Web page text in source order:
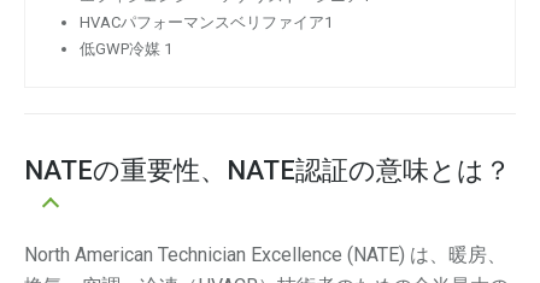
HVACパフォーマンスベリファイア1
低GWP冷媒 1
NATEの重要性、NATE認証の意味とは？
North American Technician Excellence (NATE) は、暖房、